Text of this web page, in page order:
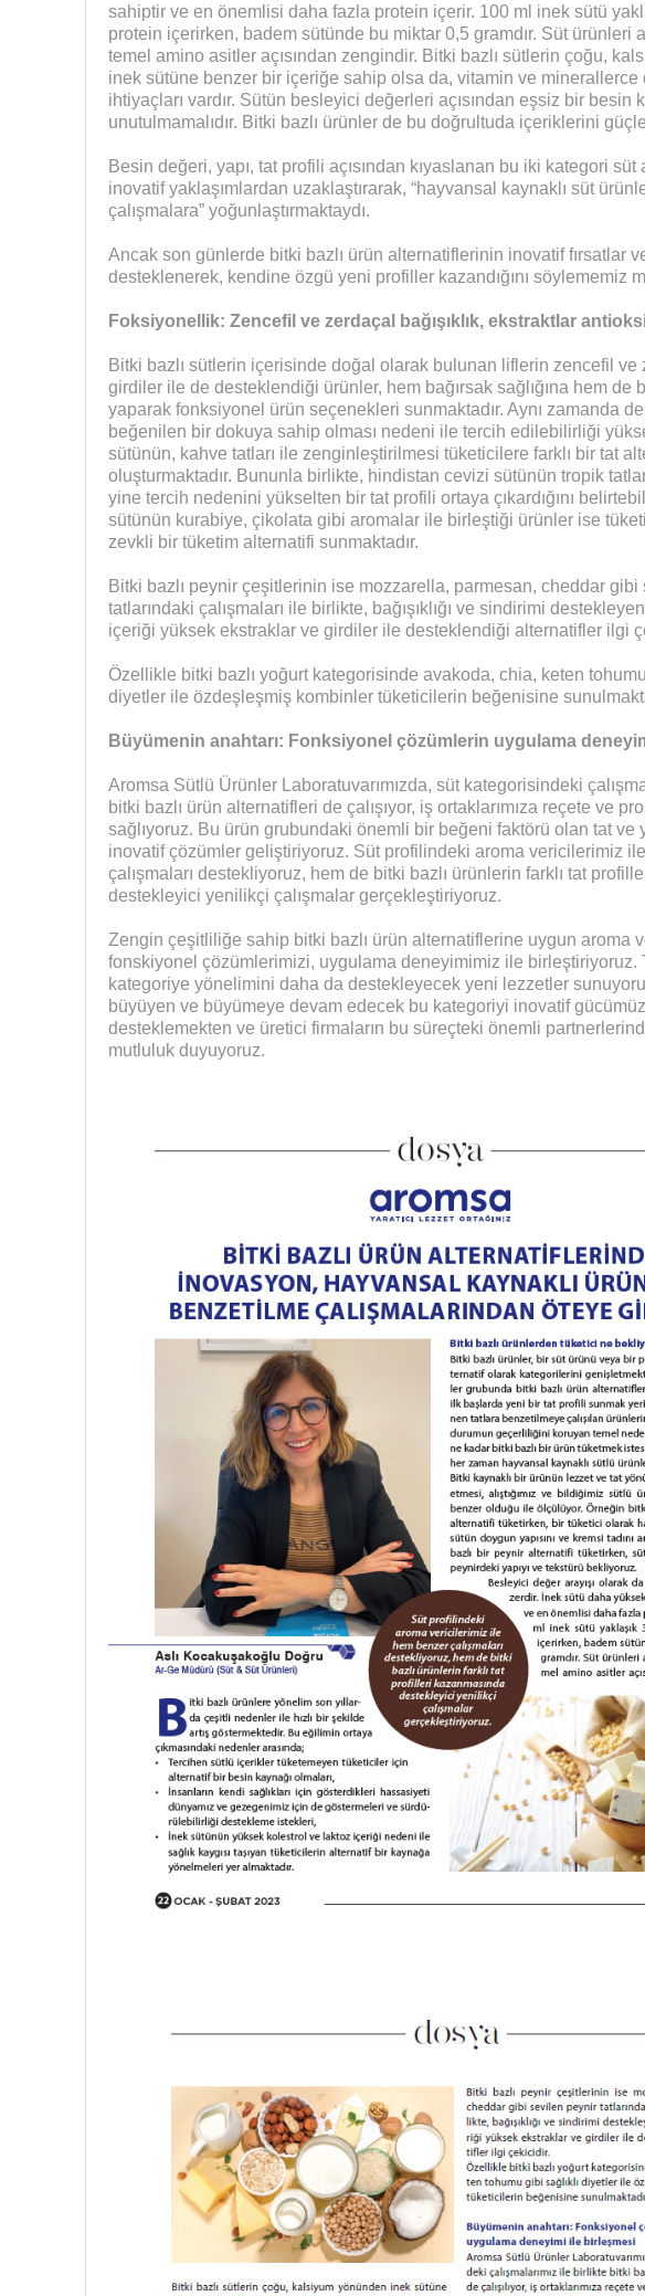
sahiptir ve en önemlisi daha fazla protein içerir. 100 ml inek sütü
protein içerirken, badem sütünde bu miktar 0,5 gramdır. Süt ürünleri
temel amino asitler açısından zengindir. Bitki bazlı sütlerin çoğu,
inek sütüne benzer bir içeriğe sahip olsa da, vitamin ve minerallerce
ihtiyaçları vardır. Sütün besleyici değerleri açısından eşsiz bir besin
unutulmamalıdır. Bitki bazlı ürünler de bu doğrultuda içeriklerini
Besin değeri, yapı, tat profili açısından kıyaslanan bu iki kategori
inovatif yaklaşımlardan uzaklaştırarak, “hayvansal kaynaklı süt
çalışmalara” yoğunlaştırmaktaydı.
Ancak son günlerde bitki bazlı ürün alternatiflerinin inovatif fırsatlar
desteklenerek, kendine özgü yeni profiller kazandığını söylememiz
Foksiyonellik: Zencefil ve zerdaçal bağışıklık, ekstraktlar
Bitki bazlı sütlerin içerisinde doğal olarak bulunan liflerin zencefil ve
girdiler ile de desteklendiği ürünler, hem bağırsak sağlığına hem de
yaparak fonksiyonel ürün seçenekleri sunmaktadır. Aynı zamanda
beğenilen bir dokuya sahip olması nedeni ile tercih edilebilirliği
sütünün, kahve tatları ile zenginleştirilmesi tüketicilere farklı bir tat
oluşturmaktadır. Bununla birlikte, hindistan cevizi sütünün tropik
yine tercih nedenini yükselten bir tat profili ortaya çıkardığını
sütünün kurabiye, çikolata gibi aromalar ile birleştiği ürünler ise
zevkli bir tüketim alternatifi sunmaktadır.
Bitki bazlı peynir çeşitlerinin ise mozzarella, parmesan, cheddar
tatlarındaki çalışmaları ile birlikte, bağışıklığı ve sindirimi
içeriği yüksek ekstraklar ve girdiler ile desteklendiği alternatifler ilgi
Özellikle bitki bazlı yoğurt kategorisinde avakoda, chia, keten tohumu
diyetler ile özdeşleşmiş kombinler tüketicilerin beğenisine
Büyümenin anahtarı: Fonksiyonel çözümlerin uygulama
Aromsa Sütlü Ürünler Laboratuvarımızda, süt kategorisindeki
bitki bazlı ürün alternatifleri de çalışıyor, iş ortaklarımıza reçete ve
sağlıyoruz. Bu ürün grubundaki önemli bir beğeni faktörü olan tat ve
inovatif çözümler geliştiriyoruz. Süt profilindeki aroma vericilerimiz
çalışmaları destekliyoruz, hem de bitki bazlı ürünlerin farklı tat
destekleyici yenilikçi çalışmalar gerçekleştiriyoruz.
Zengin çeşitliliğe sahip bitki bazlı ürün alternatiflerine uygun aroma
fonskiyonel çözümlerimizi, uygulama deneyimimiz ile birleştiriyoruz.
kategoriye yönelimini daha da destekleyecek yeni lezzetler
büyüyen ve büyümeye devam edecek bu kategoriyi inovatif
desteklemekten ve üretici firmaların bu süreçteki önemli
mutluluk duyuyoruz.
Yaman Çelişki